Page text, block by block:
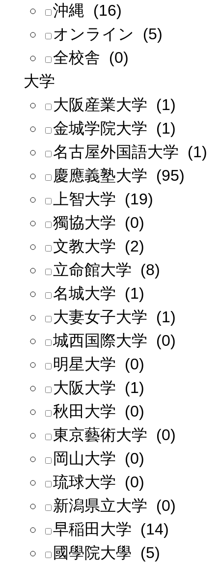
沖縄 (16)
オンライン (5)
全校舎 (0)
大学
大阪産業大学 (1)
金城学院大学 (1)
名古屋外国語大学 (1)
慶應義塾大学 (95)
上智大学 (19)
獨協大学 (0)
文教大学 (2)
立命館大学 (8)
名城大学 (1)
大妻女子大学 (1)
城西国際大学 (0)
明星大学 (0)
大阪大学 (1)
秋田大学 (0)
東京藝術大学 (0)
岡山大学 (0)
琉球大学 (0)
新潟県立大学 (0)
早稲田大学 (14)
國學院大學 (5)